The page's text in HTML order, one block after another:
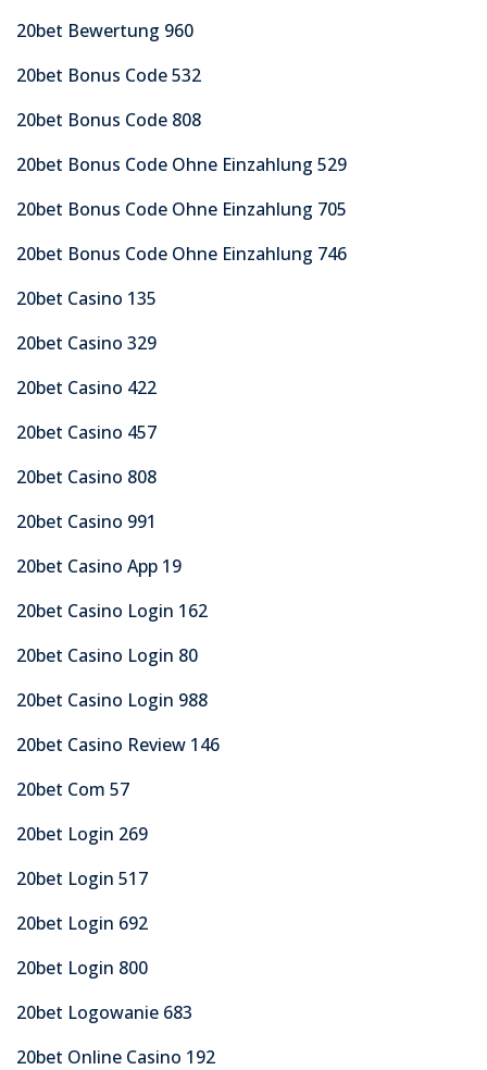
20bet Bewertung 960
20bet Bonus Code 532
20bet Bonus Code 808
20bet Bonus Code Ohne Einzahlung 529
20bet Bonus Code Ohne Einzahlung 705
20bet Bonus Code Ohne Einzahlung 746
20bet Casino 135
20bet Casino 329
20bet Casino 422
20bet Casino 457
20bet Casino 808
20bet Casino 991
20bet Casino App 19
20bet Casino Login 162
20bet Casino Login 80
20bet Casino Login 988
20bet Casino Review 146
20bet Com 57
20bet Login 269
20bet Login 517
20bet Login 692
20bet Login 800
20bet Logowanie 683
20bet Online Casino 192